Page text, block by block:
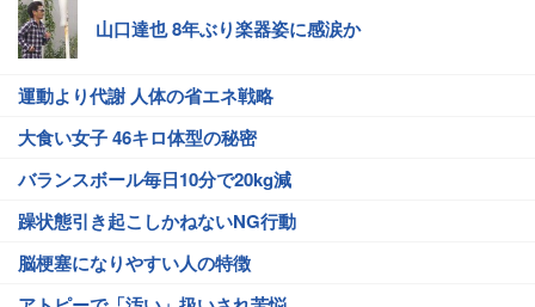
山口達也 8年ぶり楽器姿に感涙か
運動より代謝 人体の省エネ戦略
大食い女子 46キロ体型の秘密
バランスボール毎日10分で20kg減
躁状態引き起こしかねないNG行動
脳梗塞になりやすい人の特徴